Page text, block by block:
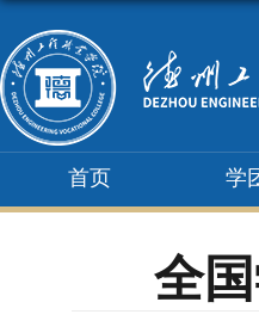
首页 学
全